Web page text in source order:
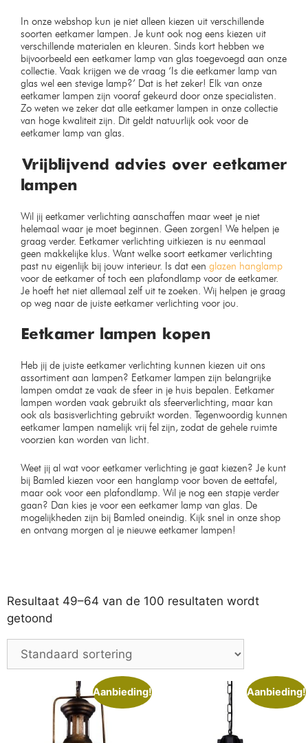
In onze webshop kun je niet alleen kiezen uit verschillende
soorten eetkamer lampen. Je kunt ook nog eens kiezen uit
verschillende materialen en kleuren. Sinds kort hebben we
bijvoorbeeld een eetkamer lamp van glas toegevoegd aan onze
collectie. Vaak krijgen we de vraag ‘Is die eetkamer lamp van
glas wel een stevige lamp?’ Dat is het zeker! Elk van onze
eetkamer lampen zijn vooraf gekeurd door onze specialisten.
Zo weten we zeker dat alle eetkamer lampen in onze collectie
van hoge kwaliteit zijn. Dit geldt natuurlijk ook voor de
eetkamer lamp van glas.
Vrijblijvend advies over eetkamer
lampen
Wil jij eetkamer verlichting aanschaffen maar weet je niet
helemaal waar je moet beginnen. Geen zorgen! We helpen je
graag verder. Eetkamer verlichting uitkiezen is nu eenmaal
geen makkelijke klus. Want welke soort eetkamer verlichting
past nu eigenlijk bij jouw interieur. Is dat een glazen hanglamp
voor de eetkamer of toch een plafondlamp voor de eetkamer.
Je hoeft het niet allemaal zelf uit te zoeken. Wij helpen je graag
op weg naar de juiste eetkamer verlichting voor jou.
Eetkamer lampen kopen
Heb jij de juiste eetkamer verlichting kunnen kiezen uit ons
assortiment aan lampen? Eetkamer lampen zijn belangrijke
lampen omdat ze vaak de sfeer in je huis bepalen. Eetkamer
lampen worden vaak gebruikt als sfeerverlichting, maar kan
ook als basisverlichting gebruikt worden. Tegenwoordig kunnen
eetkamer lampen namelijk vrij fel zijn, zodat de gehele ruimte
voorzien kan worden van licht.
Weet jij al wat voor eetkamer verlichting je gaat kiezen? Je kunt
bij Bamled kiezen voor een hanglamp voor boven de eettafel,
maar ook voor een plafondlamp. Wil je nog een stapje verder
gaan? Dan kies je voor een eetkamer lamp van glas. De
mogelijkheden zijn bij Bamled oneindig. Kijk snel in onze shop
en ontvang morgen al je nieuwe eetkamer lampen!
Resultaat 49–64 van de 100 resultaten wordt
getoond
Aanbieding! Aanbieding!